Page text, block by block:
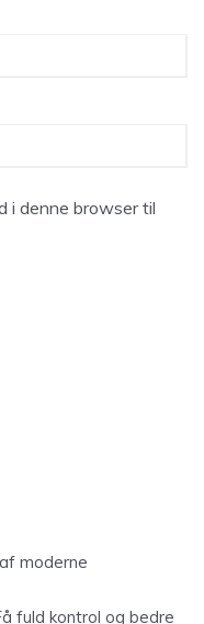
i denne browser til
moderne
fuld kontrol og bedre